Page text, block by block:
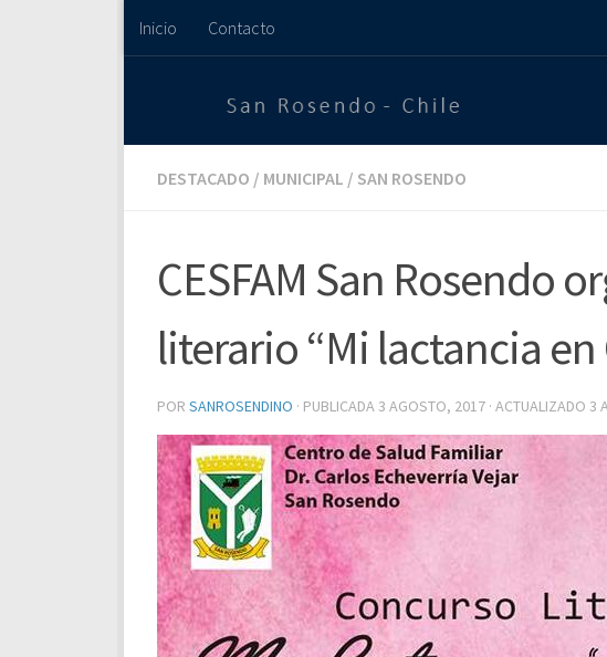
Saltar al contenido
Inicio Contacto
DESTACADO / MUNICIPAL / SAN ROSENDO
CESFAM San Rosendo
literario “Mi lactancia en
POR SANROSENDINO · PUBLICADA3 AGOSTO, 2017 · ACTUALIZADO 3